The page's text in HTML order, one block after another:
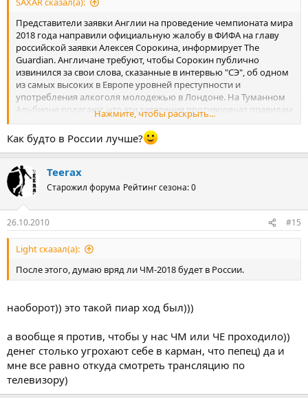
Представители заявки Англии на проведение чемпионата мира
2018 года направили официальную жалобу в ФИФА на главу
российской заявки Алексея Сорокина, информирует The
Guardian. Англичане требуют, чтобы Сорокин публично
извинился за свои слова, сказанные в интервью "СЭ", об одном
из самых высоких в Европе уровней преступности и
употребления алкоголя молодежью в Лондоне. На Туманном
Альбионе полагают, что эти заявления противоречат правилам
ФИФА, согласно которым представители заявок не должны
очернять своих конкурентов, и надеются на то, что теперь от
Сорокина потребуют официальных объяснений.
Нажмите, чтобы раскрыть...
Как будто в России лучше?
Teerax
Старожил форума Рейтинг сезона: 0
26.10.2010 #15
Light сказал(а):
После этого, думаю вряд ли ЧМ-2018 будет в России.
наоборот)) это такой пиар ход был)))
а вообще я против, чтобы у нас ЧМ или ЧЕ проходило))
денег столько угрохают себе в карман, что пепец) да и
мне все равно откуда смотреть трансляцию по
телевизору)